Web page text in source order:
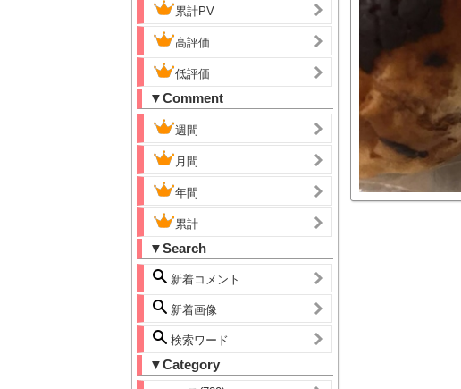
累計PV
高評価
低評価
▼Comment
週間
月間
年間
累計
▼Search
新着コメント
新着画像
検索ワード
▼Category